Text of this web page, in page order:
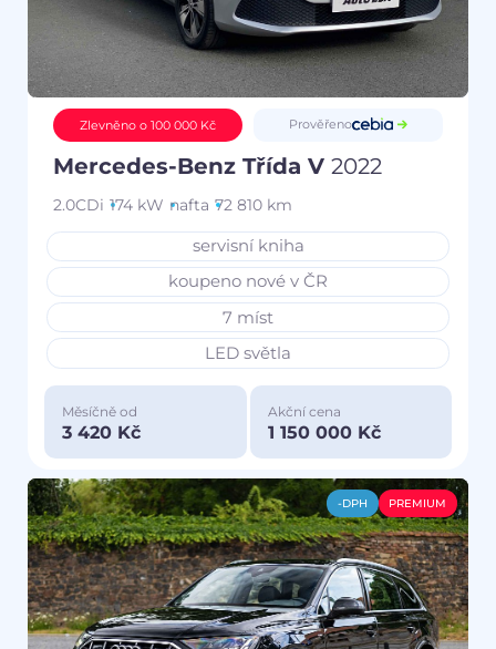
Zlevněno o 100 000 Kč Prověřeno
Mercedes-Benz Třída V 2022
2.0CDi 174 kW nafta 72 810 km
servisní kniha
koupeno nové v ČR
7 míst
LED světla
Měsíčně od
3 420 Kč
Akční cena
1 150 000 Kč
-DPH PREMIUM